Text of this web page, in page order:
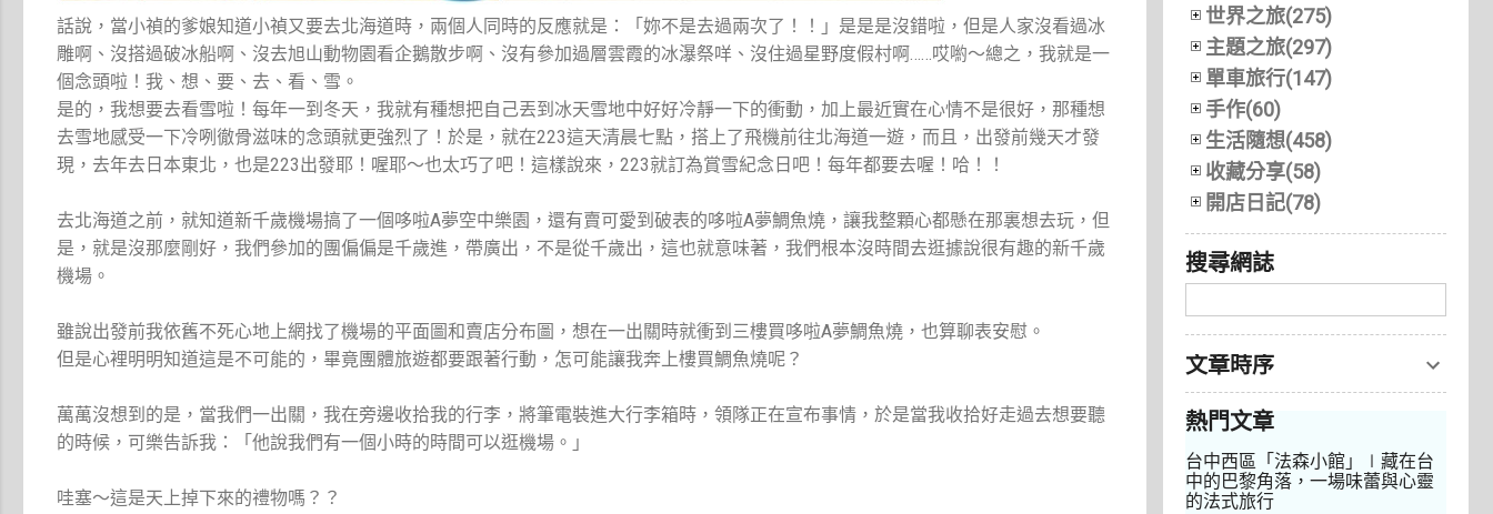
話說，當小禎的爹娘知道小禎又要去北海道時，兩個人同時的反應就是：「妳不是去過兩次了！！」是是是沒錯啦，但是人家沒看過冰
雕啊、沒搭過破冰船啊、沒去旭山動物園看企鵝散步啊、沒有參加過層雲霞的冰瀑祭咩、沒住過星野度假村啊……哎喲～總之，我就是一
個念頭啦！我、想、要、去、看、雪。
是的，我想要去看雪啦！每年一到冬天，我就有種想把自己丟到冰天雪地中好好冷靜一下的衝動，加上最近實在心情不是很好，那種想
去雪地感受一下冷咧徹骨滋味的念頭就更強烈了！於是，就在223這天清晨七點，搭上了飛機前往北海道一遊，而且，出發前幾天才發
現，去年去日本東北，也是223出發耶！喔耶～也太巧了吧！這樣說來，223就訂為賞雪紀念日吧！每年都要去喔！哈！！
去北海道之前，就知道新千歲機場搞了一個哆啦A夢空中樂園，還有賣可愛到破表的哆啦A夢鯛魚燒，讓我整顆心都懸在那裏想去玩，但
是，就是沒那麼剛好，我們參加的團偏偏是千歲進，帶廣出，不是從千歲出，這也就意味著，我們根本沒時間去逛據說很有趣的新千歲
機場。
雖說出發前我依舊不死心地上網找了機場的平面圖和賣店分布圖，想在一出關時就衝到三樓買哆啦A夢鯛魚燒，也算聊表安慰。
但是心裡明明知道這是不可能的，畢竟團體旅遊都要跟著行動，怎可能讓我奔上樓買鯛魚燒呢？
萬萬沒想到的是，當我們一出關，我在旁邊收拾我的行李，將筆電裝進大行李箱時，領隊正在宣布事情，於是當我收拾好走過去想要聽
的時候，可樂告訴我：「他說我們有一個小時的時間可以逛機場。」
哇塞～這是天上掉下來的禮物嗎？？
世界之旅(275)
主題之旅(297)
單車旅行(147)
手作(60)
生活隨想(458)
收藏分享(58)
開店日記(78)
搜尋網誌
文章時序
熱門文章
台中西區「法森小館」∣藏在台
中的巴黎角落，一場味蕾與心靈
的法式旅行